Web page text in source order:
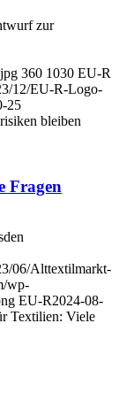
zur
360 1030 EU-R
12/EU-R-Logo-
25
bleiben
Fragen
06/Alttextilmarkt-
wp-
EU-R2024-08-
Textilien: Viele